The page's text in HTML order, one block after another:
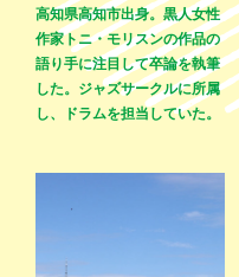
高知県高知市出身。黒人女性
作家トニ・モリスンの作品の
語り手に注目して卒論を執筆
した。ジャズサークルに所属
し、ドラムを担当していた。